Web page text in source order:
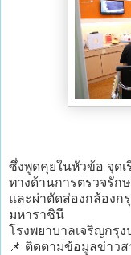
ซึ่งพูดคุยในหัวข้อ จุด
ทางด้านการตรวจรัก
และผ่าตัดส่องกล้องก
มหาราชินี
โรงพยาบาลเจริญกรุ
📌 ติดตามข้อมูลข่าวส